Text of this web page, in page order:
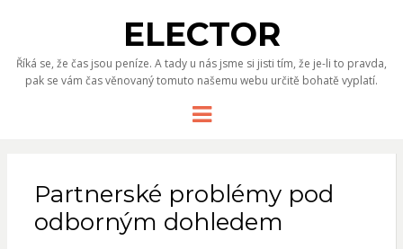
ELECTOR
Říká se, že čas jsou peníze. A tady u nás jsme si jisti tím, že je-li to pravda,
pak se vám čas věnovaný tomuto našemu webu určitě bohatě vyplatí.
Menu
Partnerské problémy pod
odborným dohledem